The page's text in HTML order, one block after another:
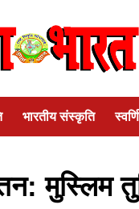
भारतीय संस्कृति
मुस्लिम